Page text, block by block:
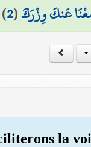
عَنكَ وِزْرَكَ(
2
)
la